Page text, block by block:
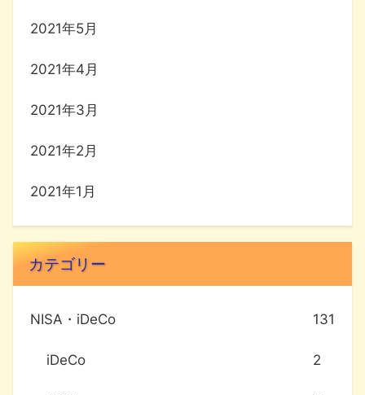
2021年5月
2021年4月
2021年3月
2021年2月
2021年1月
カテゴリー
NISA・iDeCo 131
iDeCo 2